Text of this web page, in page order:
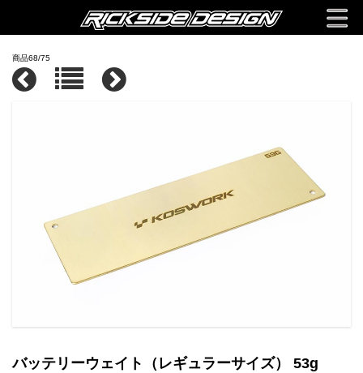
商品68/75
バッテリーウェイト（レギュラーサイズ） 53g